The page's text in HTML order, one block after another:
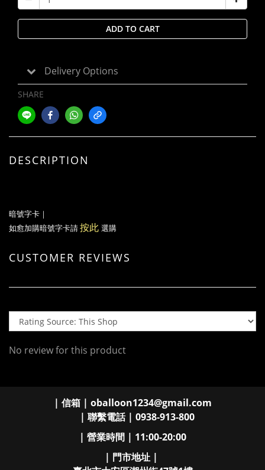
ADD TO CART
Delivery Options
SHARE
DESCRIPTION
暗號字卡 ｜
如愈加購暗號字卡請按此 選購
CUSTOMER REVIEWS
No review for this product
| 信箱 | oballoon1234@gmail.com
| 聯繫電話 | 0938-913-800
| 營業時間 | 11:00-20:00
| 門市地址 |